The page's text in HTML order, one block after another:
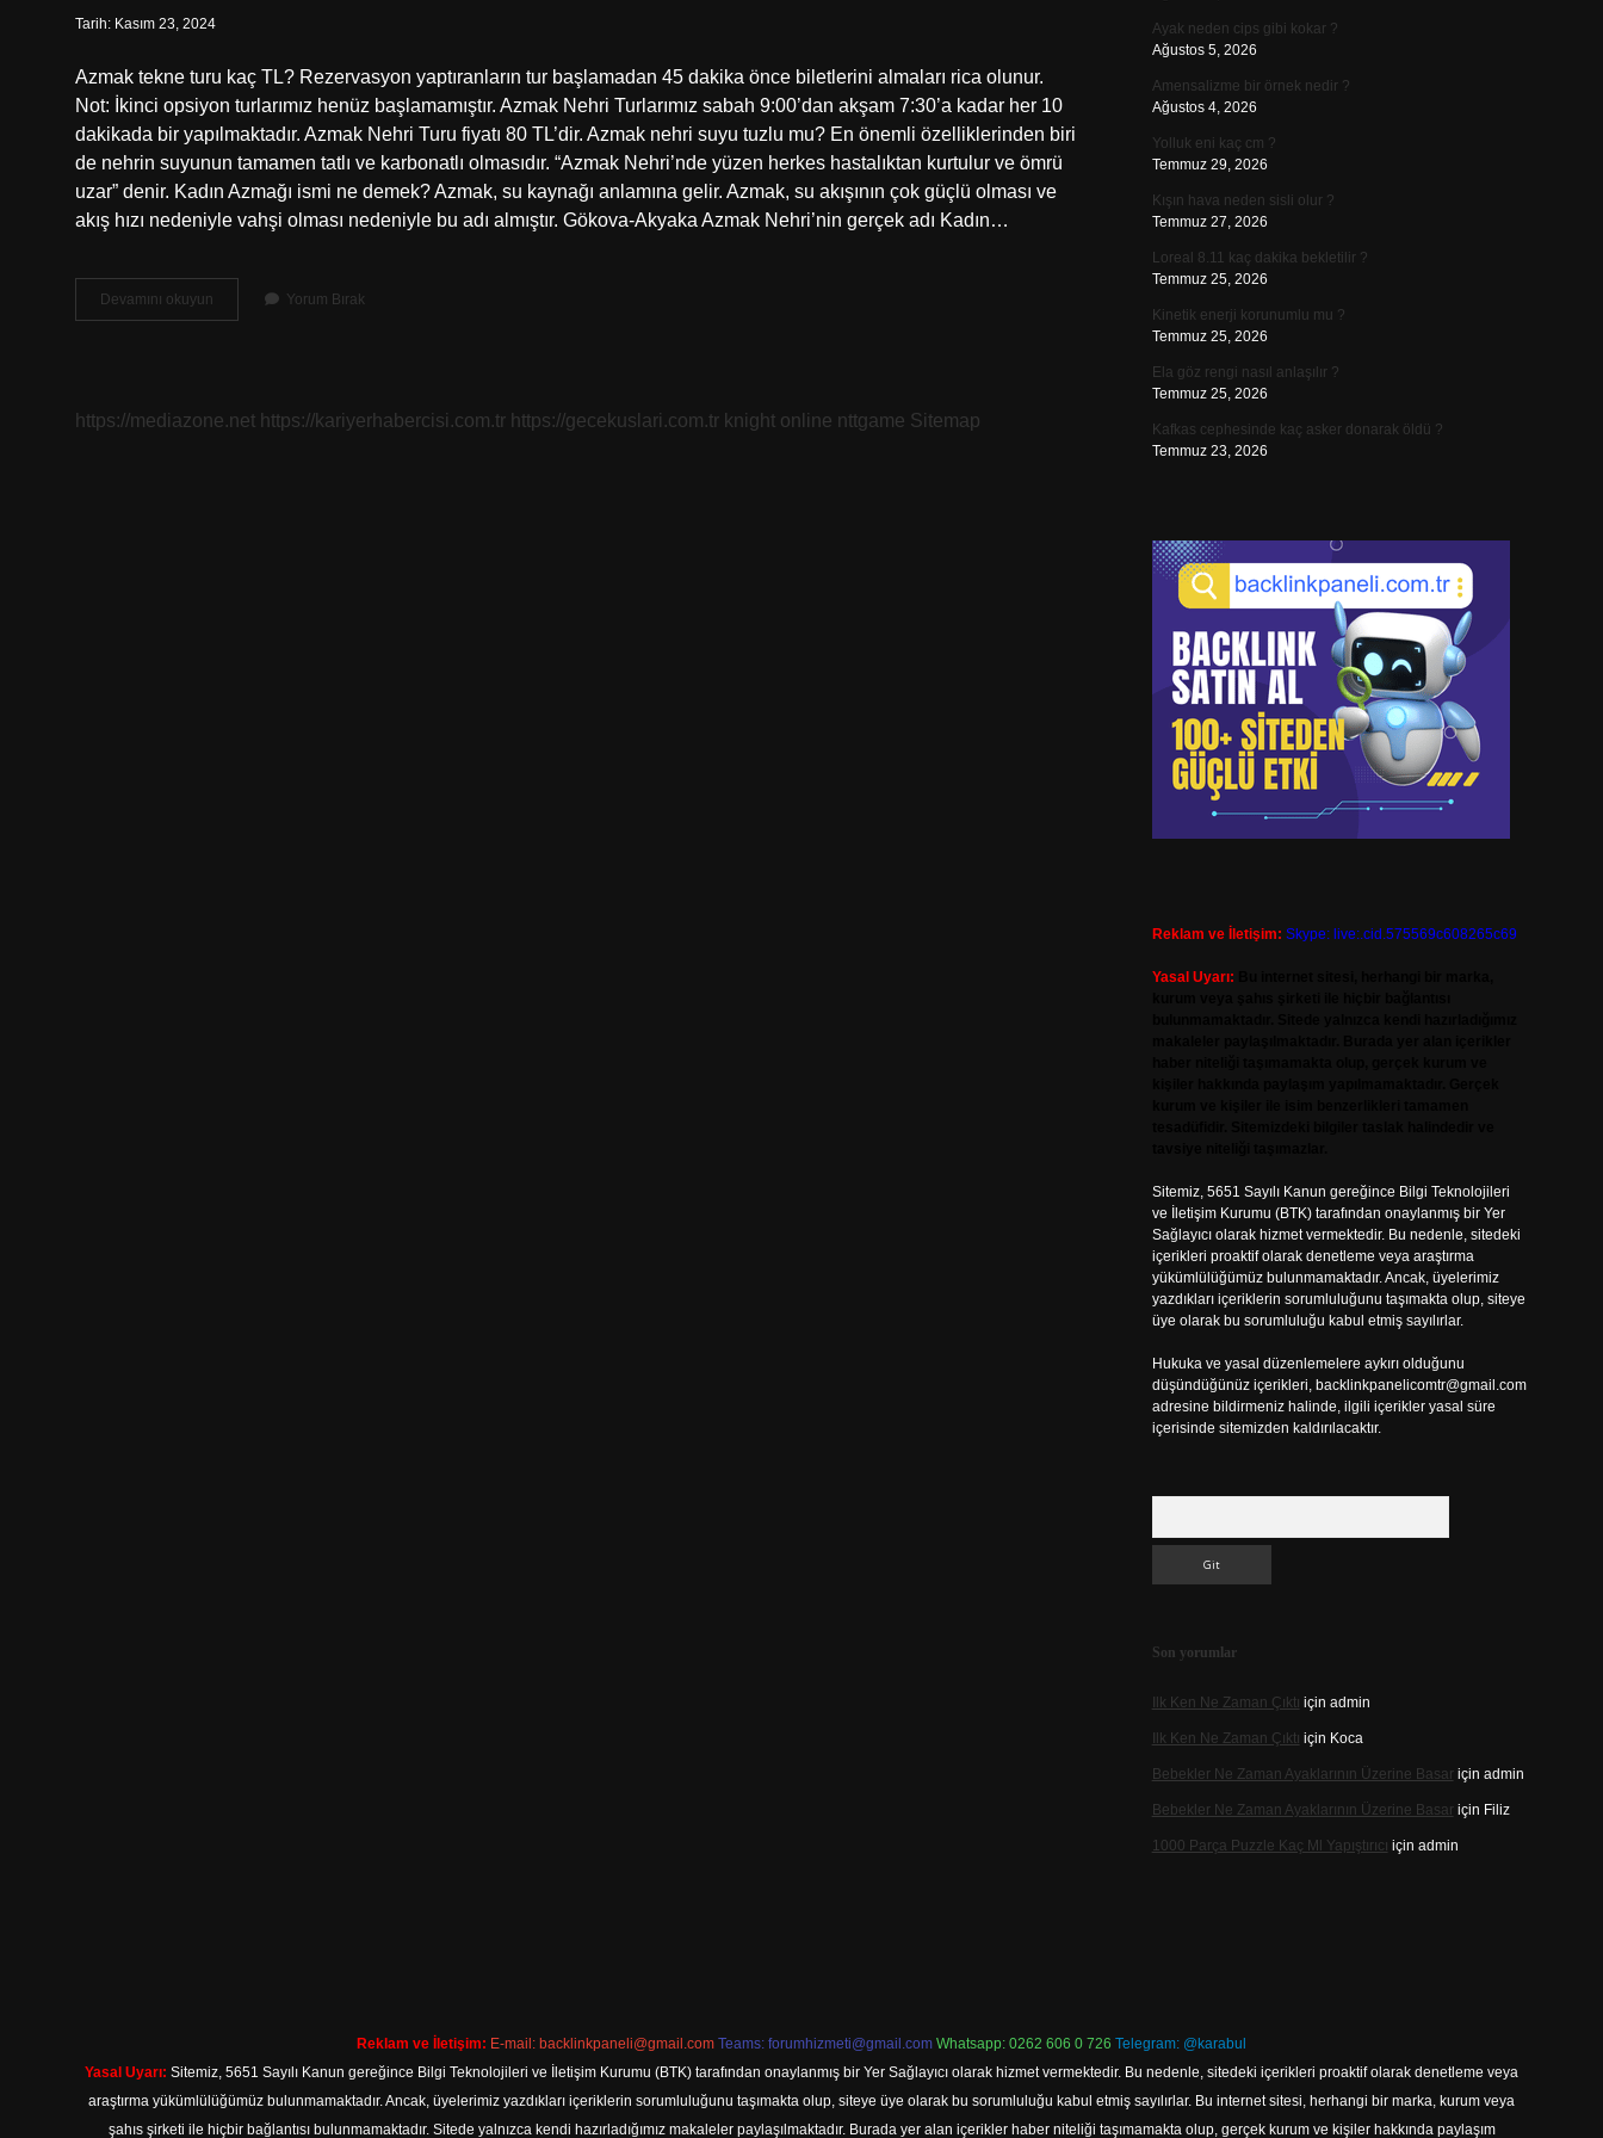
Tarih: Kasım 23, 2024
Azmak tekne turu kaç TL? Rezervasyon yaptıranların tur başlamadan 45 dakika önce biletlerini almaları rica olunur.
Not: İkinci opsiyon turlarımız henüz başlamamıştır. Azmak Nehri Turlarımız sabah 9:00’dan akşam 7:30’a kadar her 10
dakikada bir yapılmaktadır. Azmak Nehri Turu fiyatı 80 TL’dir. Azmak nehri suyu tuzlu mu? En önemli özelliklerinden biri
de nehrin suyunun tamamen tatlı ve karbonatlı olmasıdır. “Azmak Nehri’nde yüzen herkes hastalıktan kurtulur ve ömrü
uzar” denir. Kadın Azmağı ismi ne demek? Azmak, su kaynağı anlamına gelir. Azmak, su akışının çok güçlü olması ve
akış hızı nedeniyle vahşi olması nedeniyle bu adı almıştır. Gökova-Akyaka Azmak Nehri’nin gerçek adı Kadın…
Devamını okuyun
Nehri
Yorum Bırak
https://mediazone.net https://kariyerhabercisi.com.tr https://gecekuslari.com.tr knight online nttgame Sitemap
Ayak neden cips gibi kokar ?
Ağustos 5, 2026
Amensalizme bir örnek nedir ?
Ağustos 4, 2026
Yolluk eni kaç cm ?
Temmuz 29, 2026
Kışın hava neden sisli olur ?
Temmuz 27, 2026
Loreal 8.11 kaç dakika bekletilir ?
Temmuz 25, 2026
Kinetik enerji korunumlu mu ?
Temmuz 25, 2026
Ela göz rengi nasıl anlaşılır ?
Temmuz 25, 2026
Kafkas cephesinde kaç asker donarak öldü ?
Temmuz 23, 2026
Reklam ve İletişim: Skype: live:.cid.575569c608265c69
Yasal Uyarı:
Sitemiz, 5651 Sayılı Kanun gereğince Bilgi Teknolojileri
ve İletişim Kurumu (BTK) tarafından onaylanmış bir Yer
Sağlayıcı olarak hizmet vermektedir. Bu nedenle, sitedeki
içerikleri proaktif olarak denetleme veya araştırma
yükümlülüğümüz bulunmamaktadır. Ancak, üyelerimiz
yazdıkları içeriklerin sorumluluğunu taşımakta olup, siteye
üye olarak bu sorumluluğu kabul etmiş sayılırlar.
Hukuka ve yasal düzenlemelere aykırı olduğunu
düşündüğünüz içerikleri, backlinkpanelicomtr@gmail.com
adresine bildirmeniz halinde, ilgili içerikler yasal süre
içerisinde sitemizden kaldırılacaktır.
Son yorumlar
Ilk Ken Ne Zaman Çıktı için admin
Ilk Ken Ne Zaman Çıktı için Koca
Bebekler Ne Zaman Ayaklarının Üzerine Basariçin admin
Bebekler Ne Zaman Ayaklarının Üzerine Basariçin Filiz
1000 Parça Puzzle Kaç Ml Yapıştırıcı için admin
Reklam ve İletişim: E-mail: backlinkpaneli@gmail.com Teams: forumhizmeti@gmail.com Whatsapp: 0262 606 0 726 Telegram: @karabul
Yasal Uyarı: Sitemiz, 5651 Sayılı Kanun gereğince Bilgi Teknolojileri ve İletişim Kurumu (BTK) tarafından onaylanmış bir Yer Sağlayıcı olarak hizmet vermektedir. Bu nedenle, sitedeki içerikleri proaktif olarak denetleme veya
araştırma yükümlülüğümüz bulunmamaktadır. Ancak, üyelerimiz yazdıkları içeriklerin sorumluluğunu taşımakta olup, siteye üye olarak bu sorumluluğu kabul etmiş sayılırlar. Bu internet sitesi, herhangi bir marka, kurum veya
şahıs şirketi ile hiçbir bağlantısı bulunmamaktadır. Sitede yalnızca kendi hazırladığımız makaleler paylaşılmaktadır. Burada yer alan içerikler haber niteliği taşımamakta olup, gerçek kurum ve kişiler hakkında paylaşım